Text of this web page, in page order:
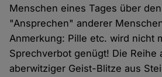
Menschen eines Tages über
"Ansprechen" anderer
Anmerkung: Pille etc. wird nicht
Sprechverbot genügt! Die Reihe
aberwitziger Geist-Blitze aus